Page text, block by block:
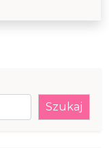
Szukaj